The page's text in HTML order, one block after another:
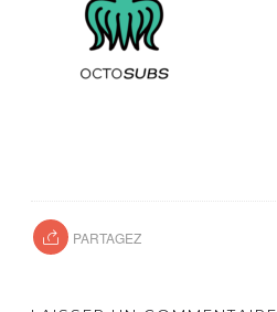
PARTAGEZ